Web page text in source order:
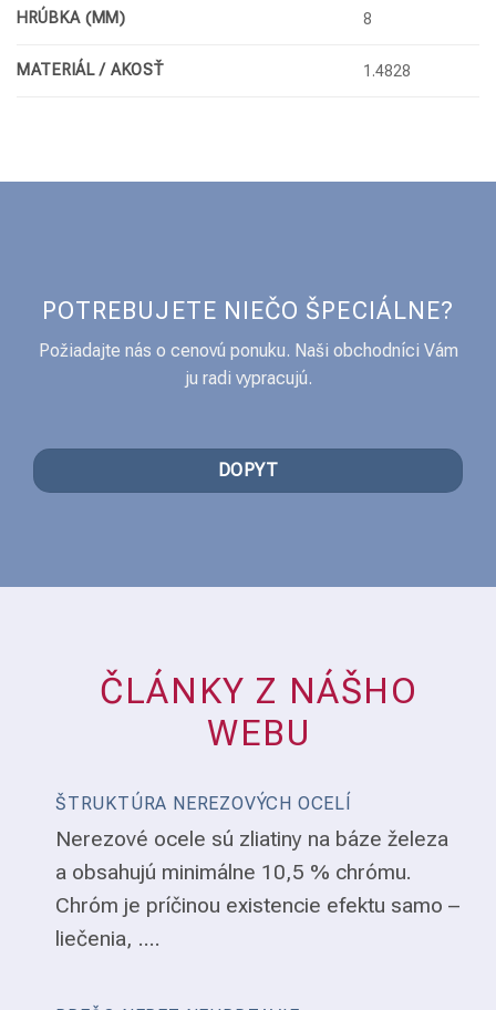
HRÚBKA (MM) 8
MATERIÁL / AKOSŤ 1.4828
POTREBUJETE NIEČO ŠPECIÁLNE?
Požiadajte nás o cenovú ponuku. Naši obchodníci Vám
ju radi vypracujú.
DOPYT
ČLÁNKY Z NÁŠHO
WEBU
ŠTRUKTÚRA NEREZOVÝCH OCELÍ
Nerezové ocele sú zliatiny na báze železa
a obsahujú minimálne 10,5 % chrómu.
Chróm je príčinou existencie efektu samo –
liečenia, ....